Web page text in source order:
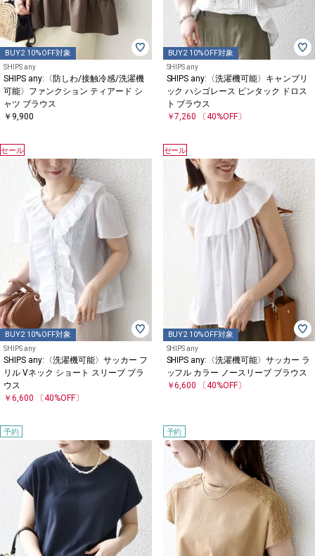
BUY2 10%OFF対象
SHIPS any
SHIPS any:〈防しわ/接触冷感/洗濯機
可能〉ファンクション ティアード シ
ャツ ブラウス
￥9,900
BUY2 10%OFF対象
SHIPS any
SHIPS any:〈洗濯機可能〉キャンブリ
ック ハシゴレース ピンタック ドロス
ト ブラウス
￥7,260
〔40%OFF〕
セール
BUY2 10%OFF対象
SHIPS any
SHIPS any:〈洗濯機可能〉サッカー フ
リル Vネック ショート スリーブ ブラ
ウス
￥6,600 〔40%OFF〕
セール
BUY2 10%OFF対象
SHIPS any
SHIPS any:〈洗濯機可能〉サッカー ラ
ッフル カラー ノースリーブ ブラウス
￥6,600
〔40%OFF〕
予約 予約